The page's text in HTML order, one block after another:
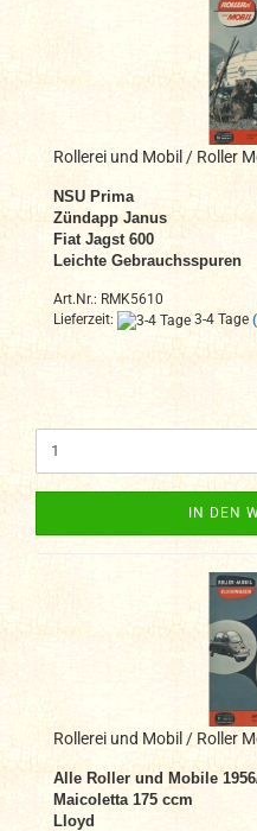
Rollerei und Mobil / Roller
NSU Prima
Zündapp Janus
Fiat Jagst 600
Leichte Gebrauchsspuren
Art.Nr.: RMK5610
Lieferzeit:
3-4 Tage
IN DEN
Rollerei und Mobil / Roller
Alle Roller und Mobile
Maicoletta 175 ccm
Lloyd